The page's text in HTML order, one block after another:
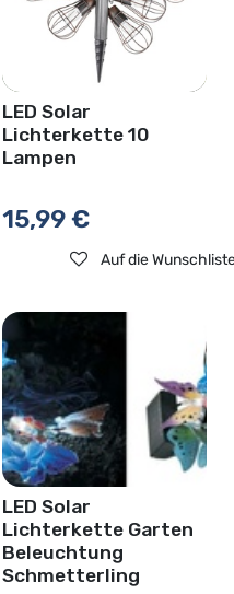
LED Solar
Lichterkette 10
Lampen
15,99€
Auf die
LED Solar
Lichterkette Garten
Beleuchtung
Schmetterling